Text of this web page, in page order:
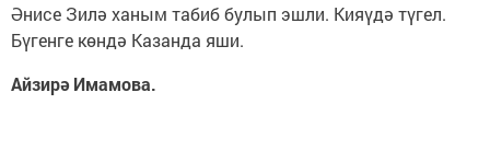
Әнисе Зилә ханым табиб булып эшли. Кияүдә түгел.
Бүгенге көндә Казанда яши.
Айзирә Имамова.